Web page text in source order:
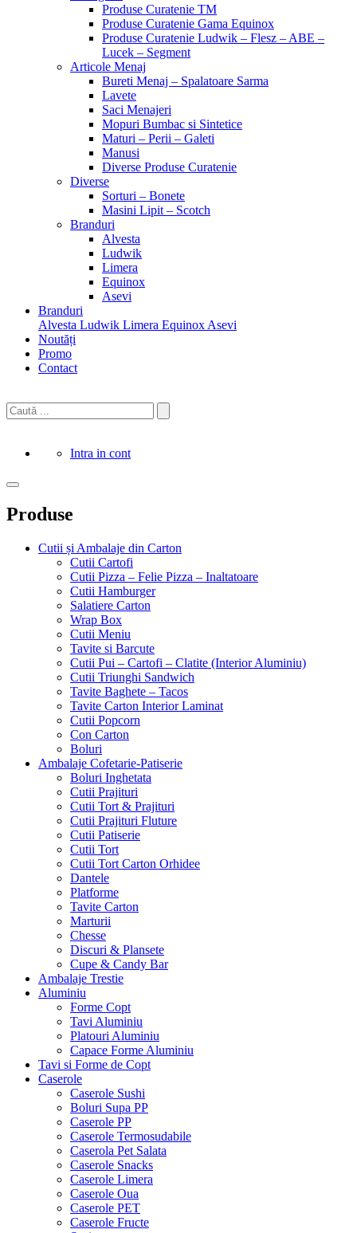
Produse Curatenie TM
Produse Curatenie Gama Equinox
Produse Curatenie Ludwik – Flesz – ABE –
Lucek – Segment
Articole Menaj
Bureti Menaj – Spalatoare Sarma
Lavete
Saci Menajeri
Mopuri Bumbac si Sintetice
Maturi – Perii – Galeti
Manusi
Diverse Produse Curatenie
Diverse
Sorturi – Bonete
Masini Lipit – Scotch
Branduri
Alvesta
Ludwik
Limera
Equinox
Asevi
Branduri
Alvesta Ludwik Limera Equinox Asevi
Noutăți
Promo
Contact
Intra in cont
Produse
Cutii și Ambalaje din Carton
Cutii Cartofi
Cutii Pizza – Felie Pizza – Inaltatoare
Cutii Hamburger
Salatiere Carton
Wrap Box
Cutii Meniu
Tavite si Barcute
Cutii Pui – Cartofi – Clatite (Interior Aluminiu)
Cutii Triunghi Sandwich
Tavite Baghete – Tacos
Tavite Carton Interior Laminat
Cutii Popcorn
Con Carton
Boluri
Ambalaje Cofetarie-Patiserie
Boluri Inghetata
Cutii Prajituri
Cutii Tort & Prajituri
Cutii Prajituri Fluture
Cutii Patiserie
Cutii Tort
Cutii Tort Carton Orhidee
Dantele
Platforme
Tavite Carton
Marturii
Chesse
Discuri & Plansete
Cupe & Candy Bar
Ambalaje Trestie
Aluminiu
Forme Copt
Tavi Aluminiu
Platouri Aluminiu
Capace Forme Aluminiu
Tavi si Forme de Copt
Caserole
Caserole Sushi
Boluri Supa PP
Caserole PP
Caserole Termosudabile
Caserola Pet Salata
Caserole Snacks
Caserole Limera
Caserole Oua
Caserole PET
Caserole Fructe